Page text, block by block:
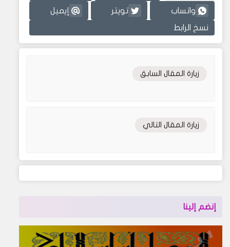
واتساب تويتر إيميل
نسخ الرابط
زيارة المقال السابق
زيارة المقال التالي
إنضم إلينا